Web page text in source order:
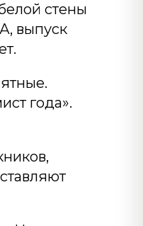
стены
выпуск
года».